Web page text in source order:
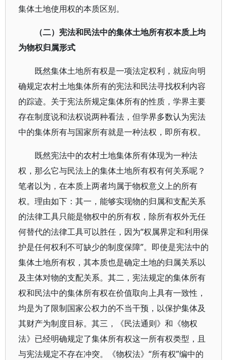
集体土地使用权的本质区别。
（二）宪法和民法中的集体土地所有权本质上均
为物权归属形式
既然集体土地所有权是一项法定权利，就应向明
确规定农村土地集体所有的宪法和民法寻找权利内容
的踪迹。关于宪法所规定集体所有的性质，学界主要
存在制度说和法权说两种看法，但学界多数认为宪法
中的集体所有与国家所有就是一种法权，即所有权。
既然宪法中的农村土地集体所有体现为一种法
权，那么它与民法上的集体土地所有权有何关系呢？
笔者以为，在本质上两者均属于物权意义上的所有
权。理由如下：其一，能够实现物的归属和支配关系
的法律工具只能是物权中的所有权，除所有权外无任
何替代的法律工具可以胜任，因为“权属界定和利用保
护是任何权利不可缺少的制度保障”。即使是宪法中的
集体土地所有权，其本质也是确定土地的归属关系以
及主体对物的支配关系。其二，宪法规定的集体所有
权和民法中的集体所有权在价值取向上具有一致性，
均是为了限制国家公权力的不当干预，以保护集体及
其财产为制度目标。其三，《民法通则》和《物权
法》已经明确规定了集体所有权这一所有权类型，且
与宪法规定不存在冲突。《物权法》“所有权”编中的